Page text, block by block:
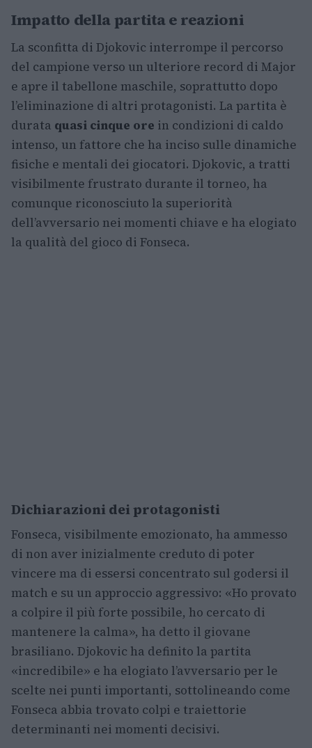
Impatto della partita e reazioni
La sconfitta di Djokovic interrompe il percorso
del campione verso un ulteriore record di Major
e apre il tabellone maschile, soprattutto dopo
l’eliminazione di altri protagonisti. La partita è
durata quasi cinque ore in condizioni di caldo
intenso, un fattore che ha inciso sulle dinamiche
fisiche e mentali dei giocatori. Djokovic, a tratti
visibilmente frustrato durante il torneo, ha
comunque riconosciuto la superiorità
dell’avversario nei momenti chiave e ha elogiato
la qualità del gioco di Fonseca.
Dichiarazioni dei protagonisti
Fonseca, visibilmente emozionato, ha ammesso
di non aver inizialmente creduto di poter
vincere ma di essersi concentrato sul godersi il
match e su un approccio aggressivo: «Ho provato
a colpire il più forte possibile, ho cercato di
mantenere la calma», ha detto il giovane
brasiliano. Djokovic ha definito la partita
«incredibile» e ha elogiato l’avversario per le
scelte nei punti importanti, sottolineando come
Fonseca abbia trovato colpi e traiettorie
determinanti nei momenti decisivi.